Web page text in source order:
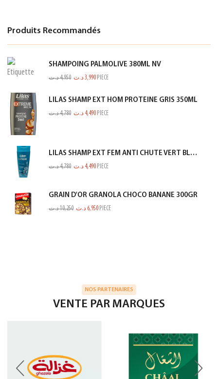
Produits Recommandés
SHAMPOING PALMOLIVE 380ML NV
4,950د.ت 3,990 د.ت PIECE
LILAS SHAMP EXT HOM PROTEINE GRIS 350ML
4,780د.ت 4,490 د.ت PIECE
LILAS SHAMP EXT FEM ANTI CHUTE VERT BLEUTE 350ML
4,780د.ت 4,490 د.ت PIECE
GRAIN D'OR GRANOLA CHOCO BANANE 300GR
10,250د.ت 6,950 د.ت PIECE
NOS PARTENAIRES
VENTE PAR MARQUES